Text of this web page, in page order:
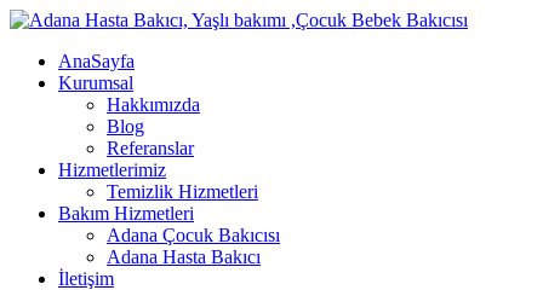
AnaSayfa
Kurumsal
Hakkımızda
Blog
Referanslar
Hizmetlerimiz
Temizlik Hizmetleri
Bakım Hizmetleri
Adana Çocuk Bakıcısı
Adana Hasta Bakıcı
İletişim